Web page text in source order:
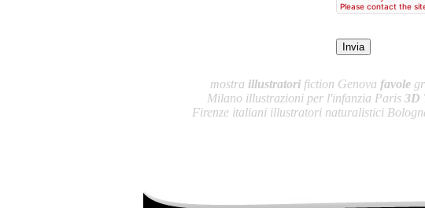
mostra illustratori fiction Genova favole
Milano illustrazioni per l'infanzia Paris 3D
Firenze italiani illustratori naturalistici